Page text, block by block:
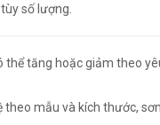
số lượng.
tăng hoặc giảm theo
mẫu và kích thước,